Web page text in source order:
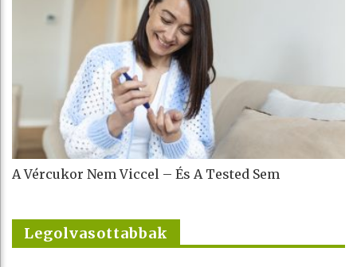
A Vércukor Nem Viccel – És A Tested Sem
Legolvasottabbak